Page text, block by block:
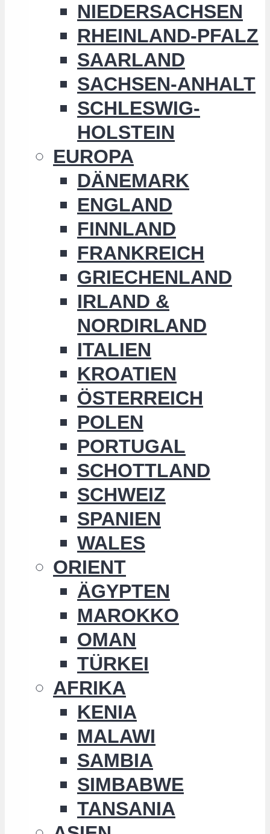
NIEDERSACHSEN
RHEINLAND-PFALZ
SAARLAND
SACHSEN-ANHALT
SCHLESWIG-
HOLSTEIN
EUROPA
DÄNEMARK
ENGLAND
FINNLAND
FRANKREICH
GRIECHENLAND
IRLAND &
NORDIRLAND
ITALIEN
KROATIEN
ÖSTERREICH
POLEN
PORTUGAL
SCHOTTLAND
SCHWEIZ
SPANIEN
WALES
ORIENT
ÄGYPTEN
MAROKKO
OMAN
TÜRKEI
AFRIKA
KENIA
MALAWI
SAMBIA
SIMBABWE
TANSANIA